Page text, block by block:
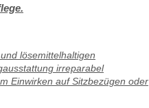
lösemittelhaltigen
irreparabel
Einwirken auf Sitzbezügen oder